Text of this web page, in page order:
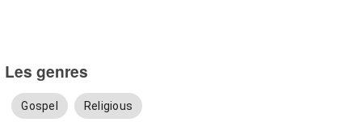
Les genres
Gospel Religious